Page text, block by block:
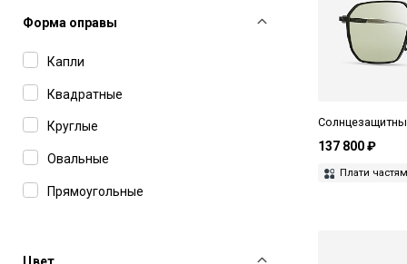
Форма оправы
Капли
Квадратные
Круглые
Овальные
Прямоугольные
137 800 ₽
Плати